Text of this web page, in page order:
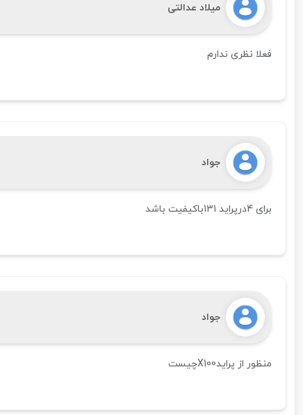
میلاد عدالتی
فعلا نظری ندارم
جواد
برای 4درپراید 131باکیفیت باشد
جواد
منظور از پرایدX100چیست